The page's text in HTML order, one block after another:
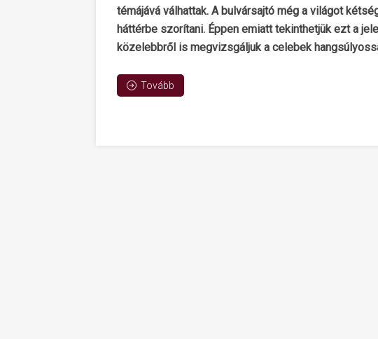
témájává válhattak. A bulvársajtó még a világot
háttérbe szorítani. Éppen emiatt tekinthetjük ezt a
közelebbről is megvizsgáljuk a celebek
Tovább